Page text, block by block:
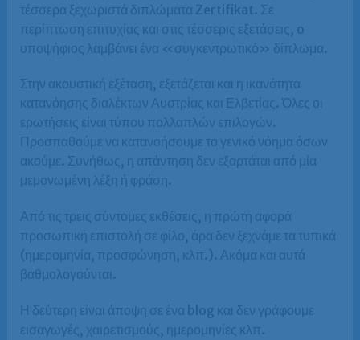
τέσσερα ξεχωριστά διπλώματα Zertifikat. Σε
περίπτωση επιτυχίας και στις τέσσερις εξετάσεις, o
υποψήφιος λαμβάνει ένα «συγκεντρωτικό» δίπλωμα.
Στην ακουστική εξέταση, εξετάζεται και η ικανότητα
κατανόησης διαλέκτων Αυστρίας και Ελβετίας. Όλες οι
ερωτήσεις είναι τύπου πολλαπλών επιλογών.
Προσπαθούμε να κατανοήσουμε το γενικό νόημα όσων
ακούμε. Συνήθως, η απάντηση δεν εξαρτάται από μία
μεμονωμένη λέξη ή φράση.
Από τις τρεις σύντομες εκθέσεις, η πρώτη αφορά
προσωπική επιστολή σε φίλο, άρα δεν ξεχνάμε τα τυπικά
(ημερομηνία, προσφώνηση, κλπ.). Ακόμα και αυτά
βαθμολογούνται.
Η δεύτερη είναι άποψη σε ένα blog και δεν γράφουμε
εισαγωγές, χαιρετισμούς, ημερομηνίες κλπ.